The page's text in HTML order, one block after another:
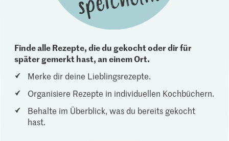
Finde alle Rezepte, die du gekocht oder dir für
später gemerkt hast, an einem Ort.
Merke dir deine Lieblingsrezepte.
Organisiere Rezepte in individuellen Kochbüchern.
Behalte im Überblick, was du bereits gekocht
hast.